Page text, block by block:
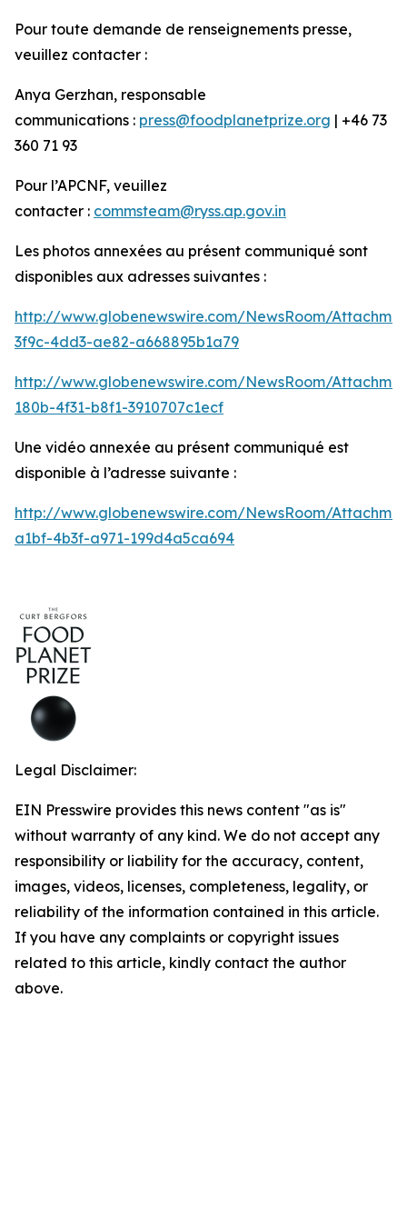
Pour toute demande de renseignements presse,
veuillez contacter :
Anya Gerzhan, responsable
communications : press@foodplanetprize.org | +46 73
360 71 93
Pour l’APCNF, veuillez
contacter : commsteam@ryss.ap.gov.in
Les photos annexées au présent communiqué sont
disponibles aux adresses suivantes :
http://www.globenewswire.com/NewsRoom/
3f9c-4dd3-ae82-a668895b1a79
http://www.globenewswire.com/NewsRoom/
180b-4f31-b8f1-3910707c1ecf
Une vidéo annexée au présent communiqué est
disponible à l’adresse suivante :
http://www.globenewswire.com/NewsRoom/
a1bf-4b3f-a971-199d4a5ca694
Legal Disclaimer:
EIN Presswire provides this news content "as is"
without warranty of any kind. We do not accept any
responsibility or liability for the accuracy, content,
images, videos, licenses, completeness, legality, or
reliability of the information contained in this article.
If you have any complaints or copyright issues
related to this article, kindly contact the author
above.